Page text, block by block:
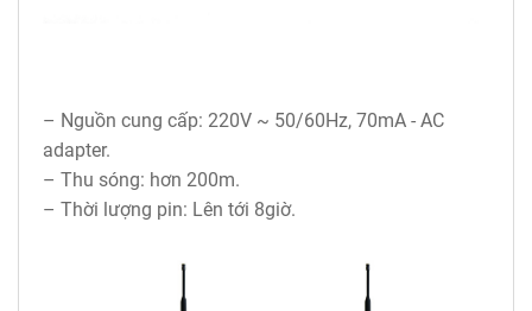
– Nguồn cung cấp: 220V ~ 50/60Hz, 70mA - AC
adapter.
– Thu sóng: hơn 200m.
– Thời lượng pin: Lên tới 8giờ.